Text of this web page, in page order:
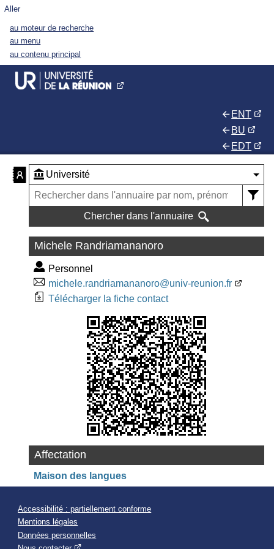
Aller
au moteur de recherche
au menu
au contenu principal
ENT
BU
EDT
Chercher dans l'annuaire
Michele Randriamananoro
Personnel
michele.randriamananoro@univ-reunion.fr
Télécharger la fiche contact
Affectation
Maison des langues
Accessibilité : partiellement conforme
Mentions légales
Données personnelles